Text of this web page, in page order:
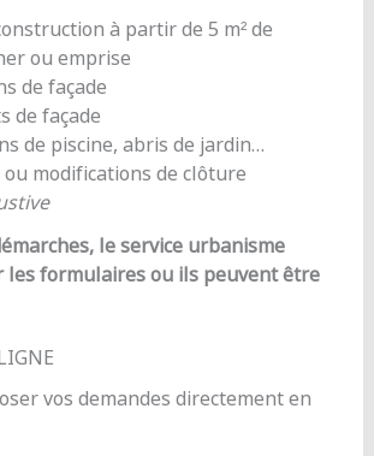
à partir de 5 m² de
ou emprise
de façade
de façade
de piscine, abris de jardin…
modifications de clôture
le service urbanisme
les formulaires ou ils peuvent être
vos demandes directement en